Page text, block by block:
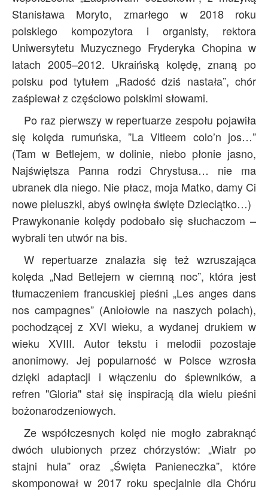
Stanisława Moryto, zmarłego w 2018 roku
polskiego kompozytora i organisty, rektora
Uniwersytetu Muzycznego Fryderyka Chopina w
latach 2005–2012. Ukraińską kolędę, znaną po
polsku pod tytułem „Radość dziś nastała”, chór
zaśpiewał z częściowo polskimi słowami.
Po raz pierwszy w repertuarze zespołu pojawiła
się kolęda rumuńska, ”La Vitleem colo’n jos…”
(Tam w Betlejem, w dolinie, niebo płonie jasno,
Najświętsza Panna rodzi Chrystusa… nie ma
ubranek dla niego. Nie płacz, moja Matko, damy Ci
nowe pieluszki, abyś owinęła święte Dzieciątko…)
Prawykonanie kolędy podobało się słuchaczom –
wybrali ten utwór na bis.
W repertuarze znalazła się też wzruszająca
kolęda „Nad Betlejem w ciemną noc”, która jest
tłumaczeniem francuskiej pieśni „Les anges dans
nos campagnes” (Aniołowie na naszych polach),
pochodzącej z XVI wieku, a wydanej drukiem w
wieku XVIII. Autor tekstu i melodii pozostaje
anonimowy. Jej popularność w Polsce wzrosła
dzięki adaptacji i włączeniu do śpiewników, a
refren "Gloria" stał się inspiracją dla wielu pieśni
bożonarodzeniowych.
Ze współczesnych kolęd nie mogło zabraknąć
dwóch ulubionych przez chórzystów: „Wiatr po
stajni hula” oraz „Święta Panieneczka”, które
skomponował w 2017 roku specjalnie dla Chóru